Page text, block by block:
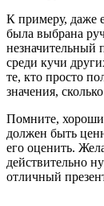
К примеру, даже
была выбрана
незначительный
среди кучи
те, кто просто
значения,
Помните,
должен быть
его оценить.
действительно
отличный